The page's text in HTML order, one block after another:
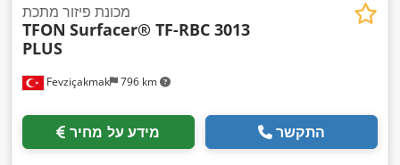
Fevziçakmak 796 km
מכונת פיזור מתכת
TFON Surfacer® TF-RBC 3013
PLUS
מידע על מחיר התקשר